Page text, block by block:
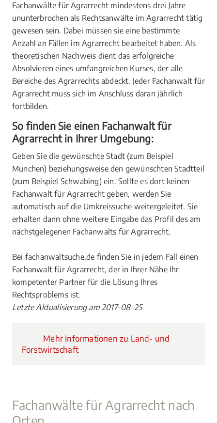
Fachanwälte für Agrarrecht mindestens drei Jahre
ununterbrochen als Rechtsanwälte im Agrarrecht tätig
gewesen sein. Dabei müssen sie eine bestimmte
Anzahl an Fällen im Agrarrecht bearbeitet haben. Als
theoretischen Nachweis dient das erfolgreiche
Absolvieren eines umfangreichen Kurses, der alle
Bereiche des Agrarrechts abdeckt. Jeder Fachanwalt für
Agrarrecht muss sich im Anschluss daran jährlich
fortbilden.
So finden Sie einen Fachanwalt für
Agrarrecht in Ihrer Umgebung:
Geben Sie die gewünschte Stadt (zum Beispiel
München) beziehungsweise den gewünschten Stadtteil
(zum Beispiel Schwabing) ein. Sollte es dort keinen
Fachanwalt für Agrarrecht geben, werden Sie
automatisch auf die Umkreissuche weitergeleitet. Sie
erhalten dann ohne weitere Eingabe das Profil des am
nächstgelegenen Fachanwalts für Agrarrecht.
Bei fachanwaltsuche.de finden Sie in jedem Fall einen
Fachanwalt für Agrarrecht, der in Ihrer Nähe Ihr
kompetenter Partner für die Lösung Ihres
Rechtsproblems ist.
Letzte Aktualisierung am 2017-08-25
Mehr Informationen zu Land- und
Forstwirtschaft
Fachanwälte für Agrarrecht nach